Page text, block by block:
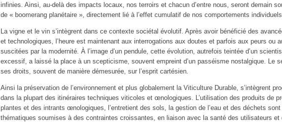
infinies. Ainsi, au-delà des impacts locaux, nos terroirs et chacun d’entre nous, seront demain
de « boomerang planétaire », directement lié à l’effet cumulatif de nos comportements individuels.
La vigne et le vin s’intègrent dans ce contexte sociétal évolutif. Après avoir bénéficié des
et technologiques, l’heure est maintenant aux interrogations aux doutes et parfois aux peurs ou
suscitées par la modernité. À l’image d’un pendule, cette évolution, autrefois teintée d’un
excessif, a laissé la place à un scepticisme, souvent empreint d’un passéisme nostalgique. Le
ses droits, souvent de manière démesurée, sur l’esprit cartésien.
Ainsi la préservation de l’environnement et plus globalement la Viticulture Durable, s’intègrent
dans la plupart des itinéraires techniques viticoles et œnologiques. L’utilisation des produits de
plantes et des intrants œnologiques, l’entretient des sols, la gestion de l’eau et des déchets sont
thématiques soumises à des contraintes croissantes, en liaison avec la santé des utilisateurs et